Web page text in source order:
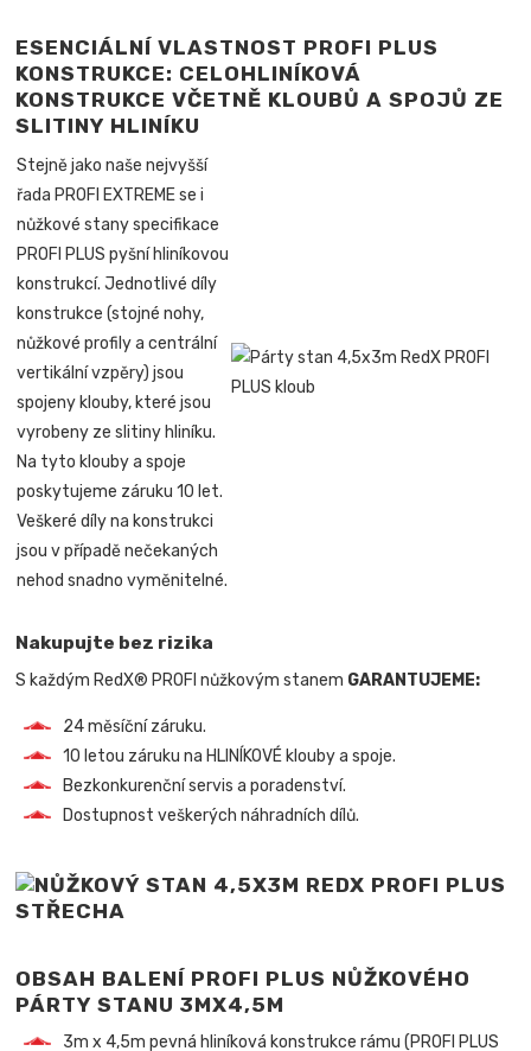
ESENCIÁLNÍ VLASTNOST PROFI PLUS
KONSTRUKCE: CELOHLINÍKOVÁ
KONSTRUKCE VČETNĚ KLOUBŮ A SPOJŮ ZE
SLITINY HLINÍKU
Stejně jako naše nejvyšší
řada PROFI EXTREME se i
nůžkové stany specifikace
PROFI PLUS pyšní hliníkovou
konstrukcí. Jednotlivé díly
konstrukce (stojné nohy,
nůžkové profily a centrální
vertikální vzpěry) jsou
spojeny klouby, které jsou
vyrobeny ze slitiny hliníku.
Na tyto klouby a spoje
poskytujeme záruku 10 let.
Veškeré díly na konstrukci
jsou v případě nečekaných
nehod snadno vyměnitelné.
Nakupujte bez rizika
S každým RedX® PROFI nůžkovým stanem GARANTUJEME:
24 měsíční záruku.
10 letou záruku na HLINÍKOVÉ klouby a spoje.
Bezkonkurenční servis a poradenství.
Dostupnost veškerých náhradních dílů.
OBSAH BALENÍ PROFI PLUS NŮŽKOVÉHO
PÁRTY STANU 3MX4,5M
3m x 4,5m pevná hliníková konstrukce rámu (PROFI PLUS